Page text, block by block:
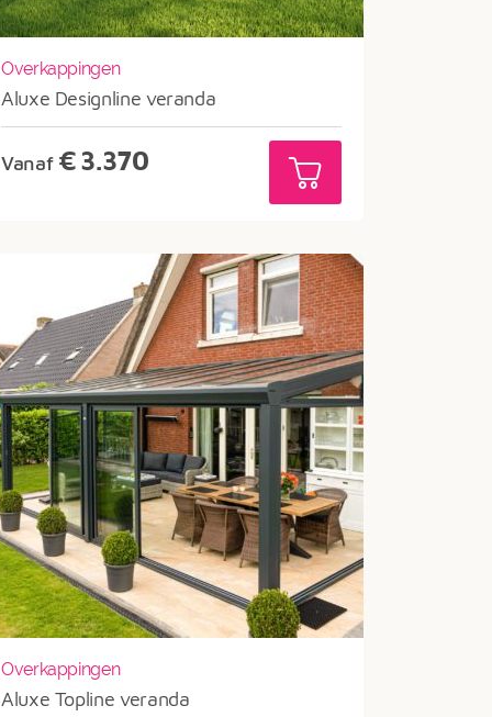
Overkappingen
Aluxe Designline veranda
Vanaf €3.370
Overkappingen
Aluxe Topline veranda